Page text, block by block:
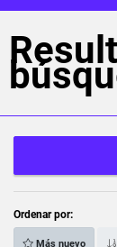
Ordenar por:
Más nuevo